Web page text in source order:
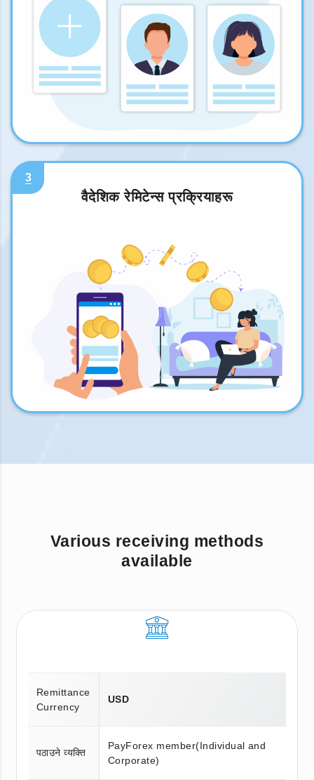
3
वैदेशिक रेमिटेन्स प्रक्रियाहरू
Various receiving methods
available
Remittance
Currency
USD
पठाउने व्यक्ति
PayForex member(Individual and
Corporate)